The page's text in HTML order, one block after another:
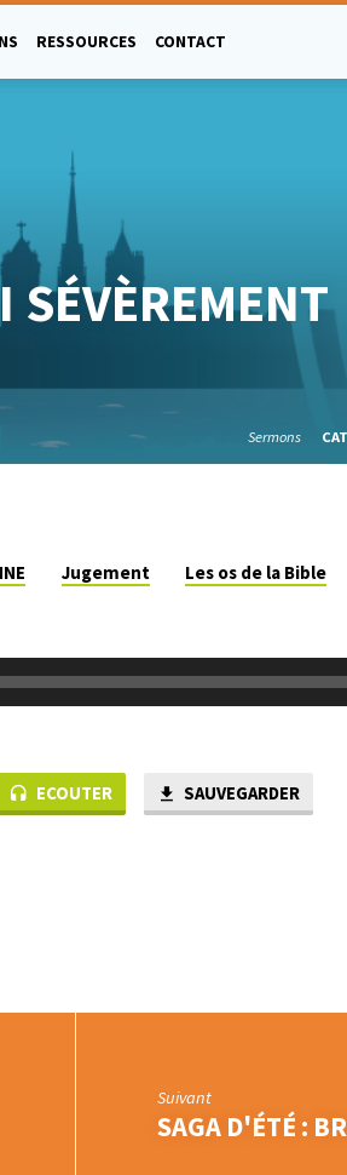
RESSOURCES CONTACT
SÉVÈREMENT
Sermons
Jugement Les os de la Bible
ECOUTER SAUVEGARDER
Suivant
SAGA D'ÉTÉ :